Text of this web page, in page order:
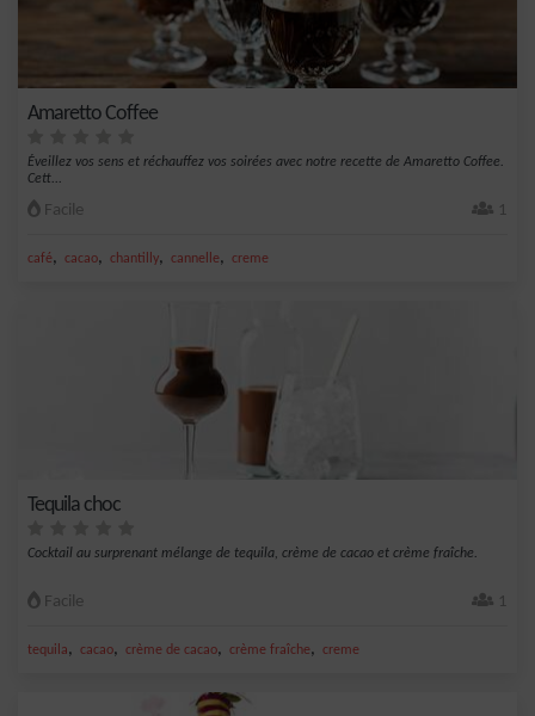
Amaretto Coffee
Éveillez vos sens et réchauffez vos soirées avec notre recette de Amaretto Coffee.
Cett...
Facile 1
café, cacao, chantilly, cannelle, creme
Tequila choc
Cocktail au surprenant mélange de tequila, crème de cacao et crème fraîche.
Facile 1
tequila, cacao, crème de cacao, crème fraîche, creme